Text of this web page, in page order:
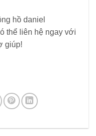
hồ daniel
thể liên hệ ngay với
giúp!